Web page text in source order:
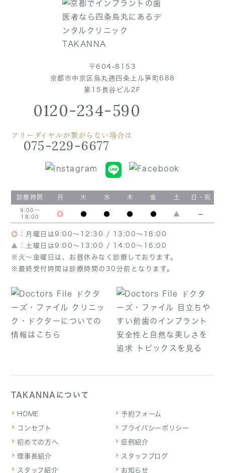
〒604-8153
京都市中京区烏丸通四条上ル笋町688
第15長谷ビル2F
0120-234-590
フリーダイヤルが繋がらない場合は
075-229-6677
診療時間 月 火 水 木 金 土 日・祝
9:00～
18:00
◎ ● ● ● ● ▲ −
◎ ：月曜日は9:00～12:30 / 13:00～18:00
▲ ：土曜日は9:00～13:00 / 14:00～16:00
※火～金曜日は、お昼休みなく診療しております。
※最終受付時間は診療時間の30分前となります。
TAKANNAについて
HOME
コンセプト
初めての方へ
理事長紹介
スタッフ紹介
予約フォーム
プライバシーポリシー
症例紹介
スタッフブログ
お知らせ